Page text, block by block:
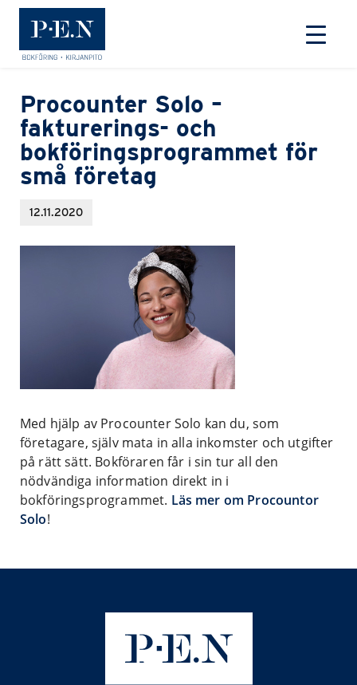
Till framsidan
Procounter Solo –
fakturerings- och
bokföringsprogrammet för
små företag
12.11.2020
Med hjälp av Procounter Solo kan du, som
företagare, själv mata in alla inkomster och utgifter
på rätt sätt. Bokföraren får i sin tur all den
nödvändiga information direkt in i
bokföringsprogrammet. Läs mer om Procountor
Solo!